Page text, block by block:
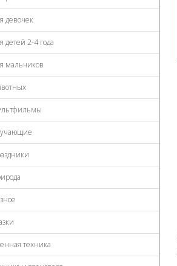
девочек
детей 2-4 года
мальчиков
техника